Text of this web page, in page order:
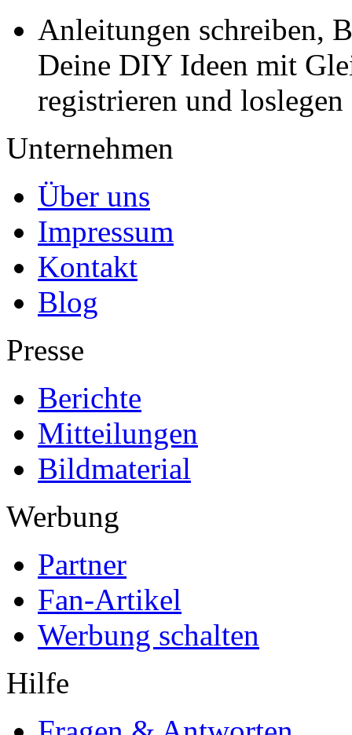
Anleitungen schreiben,
Deine DIY Ideen mit
registrieren und loslegen
Unternehmen
Über uns
Impressum
Kontakt
Blog
Presse
Berichte
Mitteilungen
Bildmaterial
Werbung
Partner
Fan-Artikel
Werbung schalten
Hilfe